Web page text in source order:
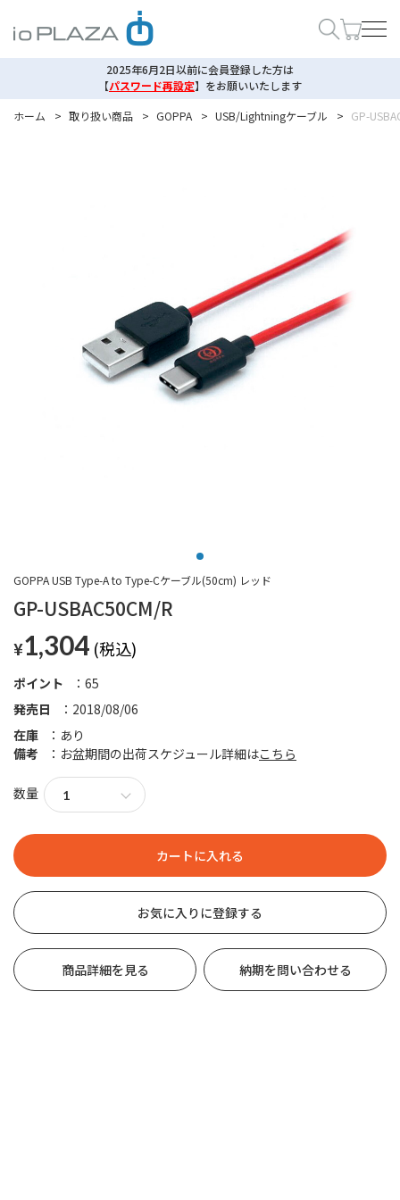
2025年6月2日以前に会員登録した方は
【パスワード再設定】 をお願いいたします
ホーム
> 取り扱い商品 > GOPPA > USB/Lightningケーブル > GP-
GP-USBAC50CM/R
GOPPA USB Type-A to Type-Cケーブル(50cm) レッド
¥1,304
発売日 2018/08/06
ポイント 65
在庫
あり
備考
お盆期間の出荷スケジュール詳細はこちら
数量
お気に入りに登録する
商品詳細を見る 納期を問い合わせる